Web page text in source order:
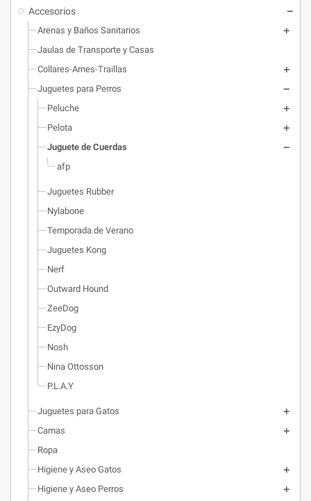
Accesorios
Arenas y Baños Sanitarios
Jaulas de Transporte y Casas
Collares-Arnes-Traillas
Juguetes para Perros
Peluche
Pelota
Juguete de Cuerdas
afp
Juguetes Rubber
Nylabone
Temporada de Verano
Juguetes Kong
Nerf
Outward Hound
ZeeDog
EzyDog
Nosh
Nina Ottosson
P.L.A.Y
Juguetes para Gatos
Camas
Ropa
Higiene y Aseo Gatos
Higiene y Aseo Perros